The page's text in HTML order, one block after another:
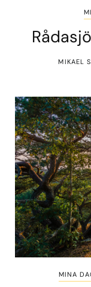
MIKAEL
MINA